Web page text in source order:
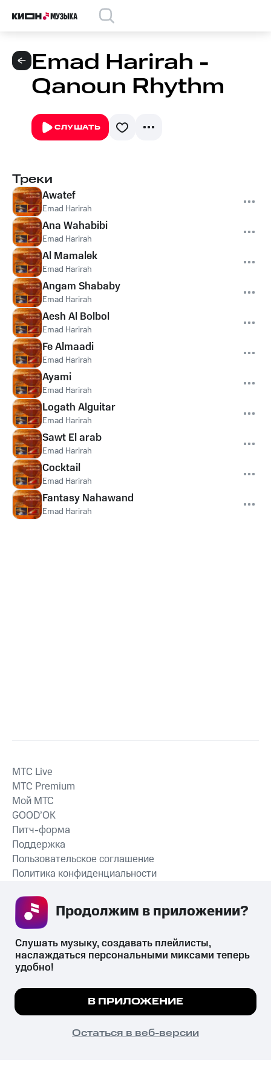
Emad Harirah -
Qanoun Rhythm
СЛУШАТЬ
Треки
Awatef
Emad Harirah
Ana Wahabibi
Emad Harirah
Al Mamalek
Emad Harirah
Angam Shababy
Emad Harirah
Aesh Al Bolbol
Emad Harirah
Fe Almaadi
Emad Harirah
Ayami
Emad Harirah
Logath Alguitar
Emad Harirah
Sawt El arab
Emad Harirah
Cocktail
Emad Harirah
Fantasy Nahawand
Emad Harirah
СКАЧАТЬ ПРИЛОЖЕНИЕ
MTС Live
MTС Premium
Мой МТС
GOOD’OK
Питч-форма
Поддержка
Пользовательское соглашение
Политика конфиденциальности
психотропных веществ, их аналогов причиняет вред здоровью,
их незаконный оборот запрещён и влечёт установленную
законодательством ответственность.
© 2026 ООО «КИОН».
Все права защищены
Мы используем куки, чтобы на сайте все
Подробнее
ПОНЯТНО
Слушать музыку, создавать плейлисты,
наслаждаться персональными миксами теперь
удобно!
В ПРИЛОЖЕНИЕ
Остаться в веб-версии